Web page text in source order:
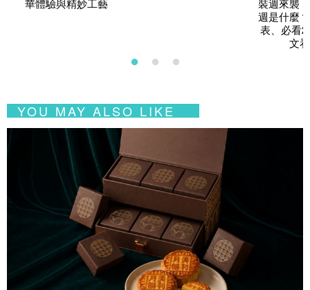
週是什麼
表、必看
文
YOU MAY ALSO LIKE